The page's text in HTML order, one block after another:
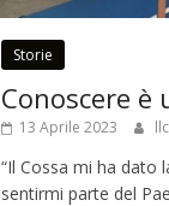
Storie
Conoscere
13 Aprile 2023 llc
“Il Cossa mi ha dato
sentirmi parte del